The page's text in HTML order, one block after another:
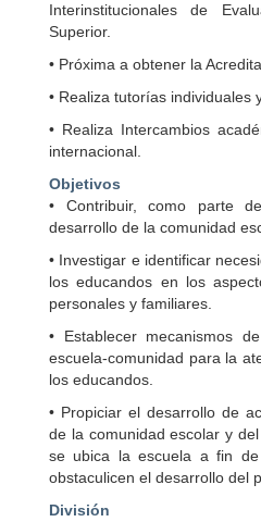
Interinstitucionales de
Superior.
• Próxima a obtener la
• Realiza tutorías individuales
• Realiza Intercambios
internacional.
Objetivos
• Contribuir, como parte
desarrollo de la comunidad
• Investigar e identificar
los educandos en los
personales y familiares.
• Establecer mecanismos
escuela-comunidad para la
los educandos.
• Propiciar el desarrollo de
de la comunidad escolar y
se ubica la escuela a fin
obstaculicen el desarrollo del
División